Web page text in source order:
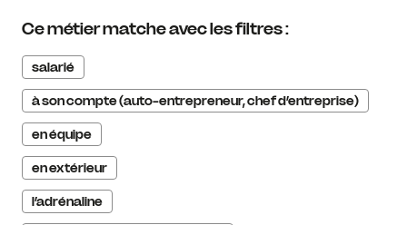
Ce métier matche avec les filtres :
salarié
à son compte (auto-entrepreneur, chef d’entreprise)
en équipe
en extérieur
l’adrénaline